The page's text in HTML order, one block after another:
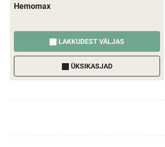
Hemomax
LAKKUDEST VÄLJAS
ÜKSIKASJAD